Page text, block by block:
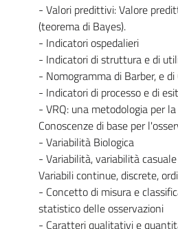
- Valori predittivi: Valore
(teorema di Bayes).
- Indicatori ospedalieri
- Indicatori di struttura e di
- Nomogramma di Barber, e di
- Indicatori di processo e di
- VRQ: una metodologia per
Conoscenze di base per
- Variabilità Biologica
- Variabilità, variabilità
Variabili continue, discrete,
- Concetto di misura e
statistico delle osservazioni
- Caratteri qualitativi e